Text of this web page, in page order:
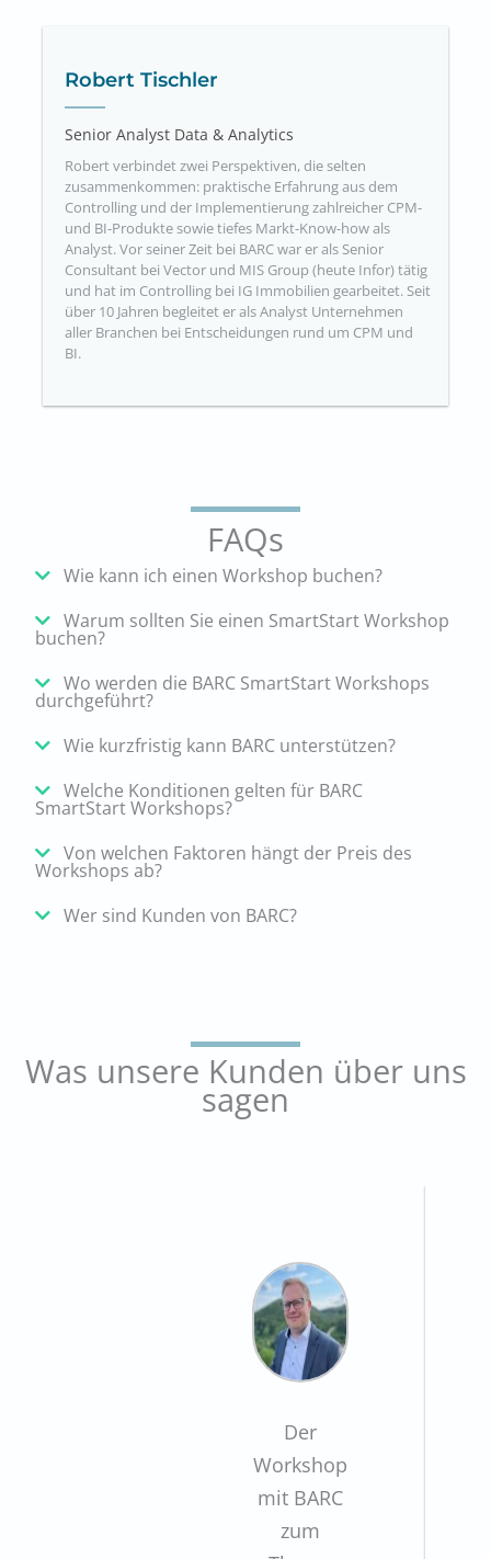
Robert Tischler
Senior Analyst Data & Analytics
Robert verbindet zwei Perspektiven, die selten
zusammenkommen: praktische Erfahrung aus dem
Controlling und der Implementierung zahlreicher CPM-
und BI-Produkte sowie tiefes Markt-Know-how als
Analyst. Vor seiner Zeit bei BARC war er als Senior
Consultant bei Vector und MIS Group (heute Infor) tätig
und hat im Controlling bei IG Immobilien gearbeitet. Seit
über 10 Jahren begleitet er als Analyst Unternehmen
aller Branchen bei Entscheidungen rund um CPM und
BI.
FAQs
Wie kann ich einen Workshop buchen?
Warum sollten Sie einen SmartStart Workshop
buchen?
Wo werden die BARC SmartStart Workshops
durchgeführt?
Wie kurzfristig kann BARC unterstützen?
Welche Konditionen gelten für BARC
SmartStart Workshops?
Von welchen Faktoren hängt der Preis des
Workshops ab?
Wer sind Kunden von BARC?
Was unsere Kunden über uns
sagen
Der
Workshop
mit BARC
zum